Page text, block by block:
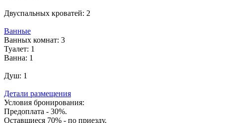
Двуспальных кроватей: 2
Ванные
Ванных комнат: 3
Туалет: 1
Ванна: 1
Душ: 1
Детали размещения
Условия бронирования:
Предоплата - 30%.
Оставшиеся 70% - по приезду.